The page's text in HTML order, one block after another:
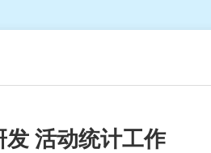
活动统计工作